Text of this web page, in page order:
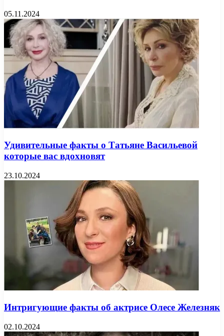
05.11.2024
Удивительные факты о Татьяне Васильевой
которые вас вдохновят
23.10.2024
Интригующие факты об актрисе Олесе Железняк
02.10.2024